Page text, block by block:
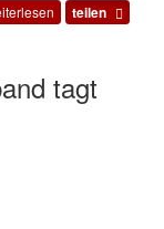
teilen
tagt